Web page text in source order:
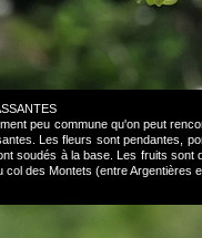
peu commune qu'on peut
Les fleurs sont pendantes,
soudés à la base. Les fruits
col des Montets (entre